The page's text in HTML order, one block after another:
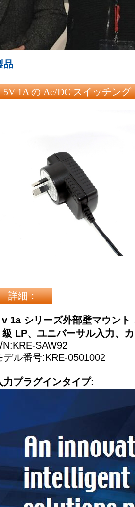
品
5V 1A の Ac/DC スイッチン
詳細：
1a シリーズ外部壁マウント
級 LP、ユニバーサル入力、
N:KRE-SAW92
デル番号:KRE-0501002
力プラグインタイプ: